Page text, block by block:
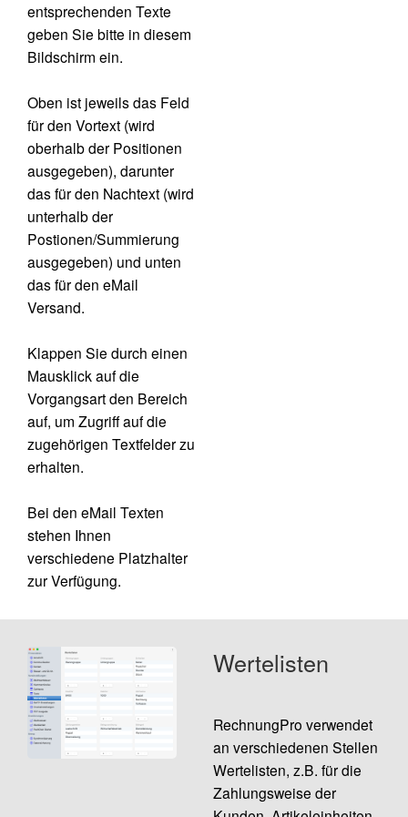
entsprechenden Texte
geben Sie bitte in diesem
Bildschirm ein.
Oben ist jeweils das Feld
für den Vortext (wird
oberhalb der Positionen
ausgegeben), darunter
das für den Nachtext (wird
unterhalb der
Postionen/Summierung
ausgegeben) und unten
das für den eMail
Versand.
Klappen Sie durch einen
Mausklick auf die
Vorgangsart den Bereich
auf, um Zugriff auf die
zugehörigen Textfelder zu
erhalten.
Bei den eMail Texten
stehen Ihnen
verschiedene Platzhalter
zur Verfügung.
Wertelisten
RechnungPro verwendet
an verschiedenen Stellen
Wertelisten, z.B. für die
Zahlungsweise der